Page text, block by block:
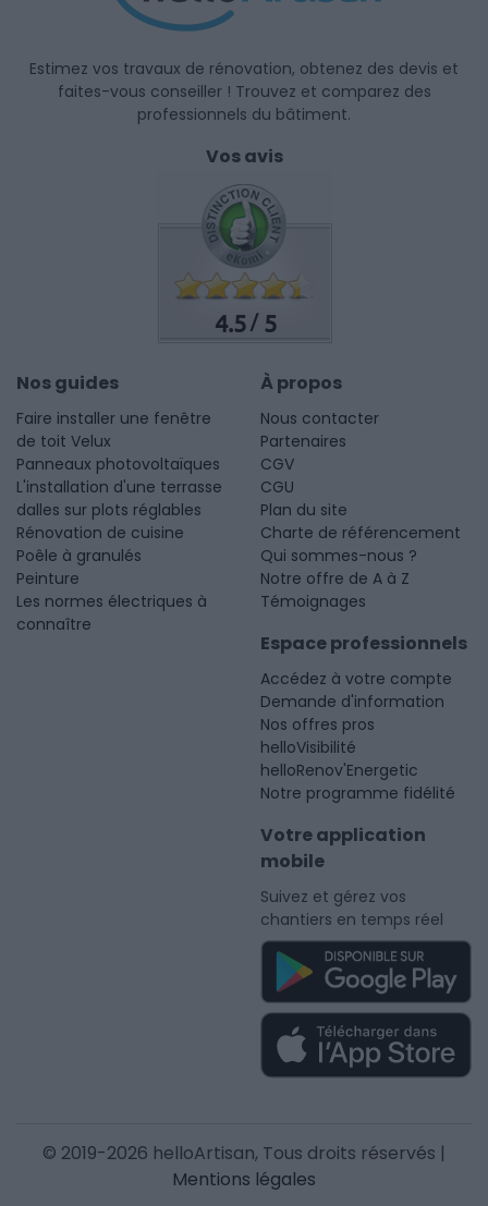
Estimez vos travaux de rénovation, obtenez des devis et
faites-vous conseiller ! Trouvez et comparez des
professionnels du bâtiment.
Vos avis
4.5 /5
Nos guides
Faire installer une fenêtre
de toit Velux
Panneaux photovoltaïques
L'installation d'une terrasse
dalles sur plots réglables
Rénovation de cuisine
Poêle à granulés
Peinture
Les normes électriques à
connaître
À propos
Nous contacter
Partenaires
CGV
CGU
Plan du site
Charte de référencement
Qui sommes-nous ?
Notre offre de A à Z
Témoignages
Espace professionnels
Accédez à votre compte
Demande d'information
Nos offres pros
helloVisibilité
helloRenov'Energetic
Notre programme fidélité
Votre application
mobile
Suivez et gérez vos
chantiers en temps réel
© 2019-2026 helloArtisan, Tous droits réservés |
Mentions légales